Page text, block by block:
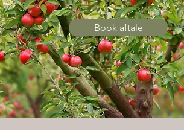
Book aftale